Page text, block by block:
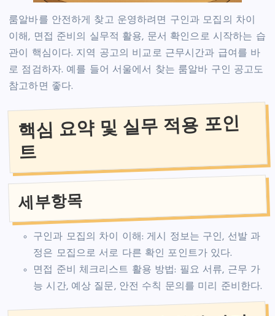
룸알바를 안전하게 찾고 운영하려면 구인과 모집의 차이
이해, 면접 준비의 실무적 활용, 문서 확인으로 시작하는 습
관이 핵심이다. 지역 공고의 비교로 근무시간과 급여를 바
로 점검하자. 예를 들어 서울에서 찾는 룸알바 구인 공고도
참고하면 좋다.
핵심 요약 및 실무 적용 포인
트
세부항목
구인과 모집의 차이 이해: 게시 정보는 구인, 선발 과
정은 모집으로 서로 다른 확인 포인트가 있다.
면접 준비 체크리스트 활용 방법: 필요 서류, 근무 가
능 시간, 예상 질문, 안전 수칙 문의를 미리 준비한다.